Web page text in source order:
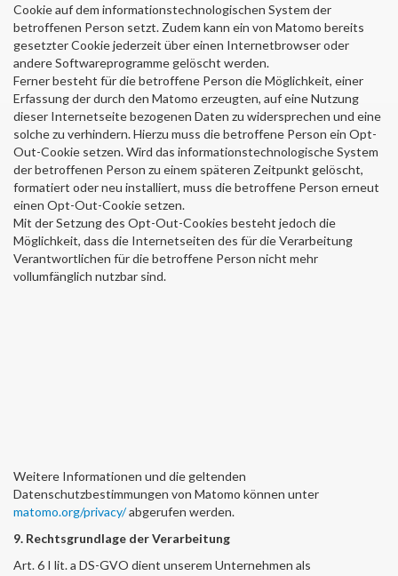
Cookie auf dem informationstechnologischen System der
betroffenen Person setzt. Zudem kann ein von Matomo bereits
gesetzter Cookie jederzeit über einen Internetbrowser oder
andere Softwareprogramme gelöscht werden.
Ferner besteht für die betroffene Person die Möglichkeit, einer
Erfassung der durch den Matomo erzeugten, auf eine Nutzung
dieser Internetseite bezogenen Daten zu widersprechen und eine
solche zu verhindern. Hierzu muss die betroffene Person ein Opt-
Out-Cookie setzen. Wird das informationstechnologische System
der betroffenen Person zu einem späteren Zeitpunkt gelöscht,
formatiert oder neu installiert, muss die betroffene Person erneut
einen Opt-Out-Cookie setzen.
Mit der Setzung des Opt-Out-Cookies besteht jedoch die
Möglichkeit, dass die Internetseiten des für die Verarbeitung
Verantwortlichen für die betroffene Person nicht mehr
vollumfänglich nutzbar sind.
Weitere Informationen und die geltenden
Datenschutzbestimmungen von Matomo können unter
matomo.org/privacy/abgerufen werden.
9. Rechtsgrundlage der Verarbeitung
Art. 6 I lit. a DS-GVO dient unserem Unternehmen als